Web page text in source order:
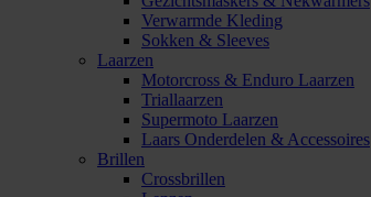
Verwarmde Kleding
Sokken & Sleeves
Laarzen
Motorcross & Enduro Laarzen
Triallaarzen
Supermoto Laarzen
Laars Onderdelen & Accessoires
Brillen
Crossbrillen